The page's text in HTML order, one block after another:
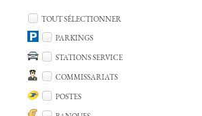
TOUT SÉLECTIONNER
PARKINGS
STATIONS SERVICE
COMMISSARIATS
POSTES